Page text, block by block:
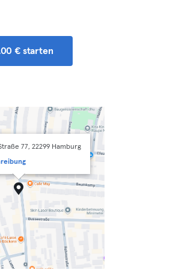
€ starten
77, 22299 Hamburg